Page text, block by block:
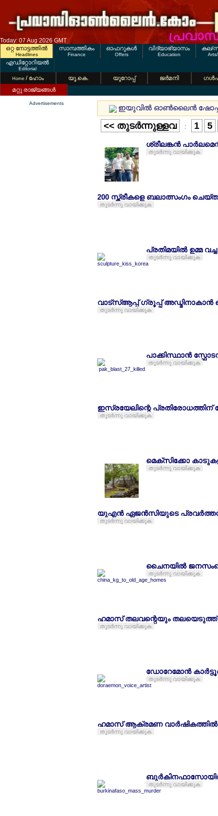
Today: 07 Aug 2026 GMT
ഒറ്റ നോട്ടത്തില്‍
Headlines
സാമ്പത്തികം
Finance
ഓഫറുകള്‍
Offers
വിദ്യാഭ്യാസം
Education
കല/
എഡിറ്റോറിയല്‍
Editorial
Home / ഹോം യൂ.കെ. യൂറോപ്പ് ജര്‍മനി
മറ്റു രാജ്യങ്ങള്‍
Advertisements
ഇയുവില്‍ ഓണ്‍ലൈന്‍
<< തുടര്‍ന്നുള്ളവ : 1 5
ശ്രീലങ്കന്‍
തുടര്‍ന്നു വായിക്കുക
200 സ്ത്രീകളെ ബലാത്സംഗം
തുടര്‍ന്നു വായിക്കുക
പ്രതിമയില്‍ ഉമ്മ
തുടര്‍ന്നു വായിക്കുക
വാട്സ്ആപ്പ് ഗ്രൂപ്പ്
തുടര്‍ന്നു വായിക്കുക
പാക്കിസ്ഥാന്‍
തുടര്‍ന്നു വായിക്കുക
ഇസ്രയേലിന്റെ
തുടര്‍ന്നു വായിക്കുക
മെക്സിക്കോ
തുടര്‍ന്നു വായിക്കുക
യുഎന്‍ ഏജന്‍സിയുടെ
തുടര്‍ന്നു വായിക്കുക
ചൈനയില്‍
തുടര്‍ന്നു വായിക്കുക
ഹമാസ് തലവന്റെയും
തുടര്‍ന്നു വായിക്കുക
ഡോറേമോന്‍
തുടര്‍ന്നു വായിക്കുക
ഹമാസ് ആക്രമണ വാര്‍ഷികത്തില്‍
തുടര്‍ന്നു വായിക്കുക
തുടര്‍ന്നു വായിക്കുക